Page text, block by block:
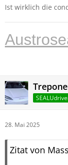
Ist wirklich die
28. Mai 2025
Zitat von